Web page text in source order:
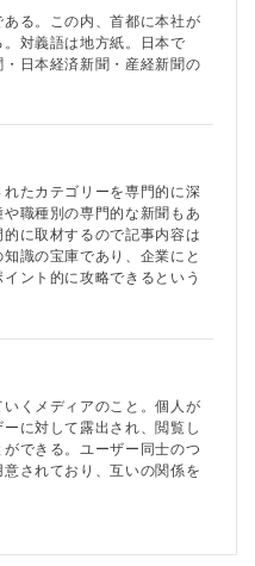
る。この内、首都に本社が
対義語は地方紙。日本で
日本経済新聞・産経新聞の
たカテゴリーを専門的に深
職種別の専門的な新聞もあ
に取材するので記事内容は
識の宝庫であり、企業にと
ント的に攻略できるという
くメディアのこと。個人が
に対して露出され、閲覧し
できる。ユーザー同士のつ
されており、互いの関係を